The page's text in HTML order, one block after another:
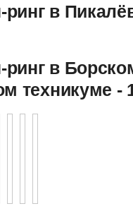
в
ринг в
техникуме -